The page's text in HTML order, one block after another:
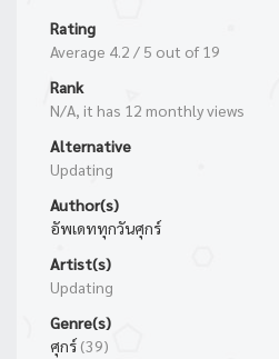
Rating
Average 4.2 / 5 out of 19
Rank
N/A, it has 12 monthly views
Alternative
Updating
Author(s)
อัพเดททุกวันศุกร์
Artist(s)
Updating
Genre(s)
ศุกร์ (39)